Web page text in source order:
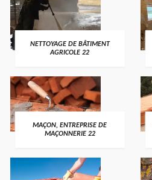
NETTOYAGE DE BÂTIMENT
AGRICOLE 22
MAÇON, ENTREPRISE DE
MAÇONNERIE 22